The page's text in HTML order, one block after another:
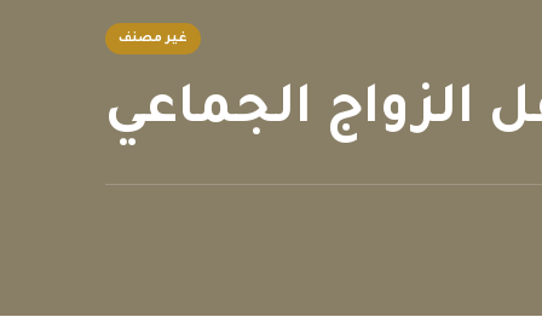
غير مصنف
الزواج الجماعي